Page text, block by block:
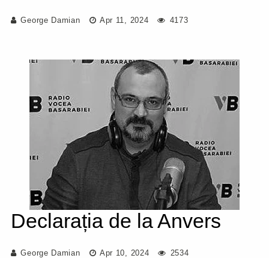
George Damian Apr 11, 2024 4173
Declarația de la Anvers
George Damian Apr 10, 2024 2534